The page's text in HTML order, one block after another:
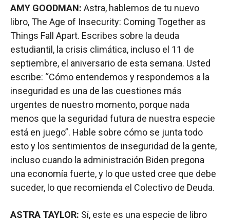
AMY GOODMAN: Astra, hablemos de tu nuevo
libro, The Age of Insecurity: Coming Together as
Things Fall Apart. Escribes sobre la deuda
estudiantil, la crisis climática, incluso el 11 de
septiembre, el aniversario de esta semana. Usted
escribe: “Cómo entendemos y respondemos a la
inseguridad es una de las cuestiones más
urgentes de nuestro momento, porque nada
menos que la seguridad futura de nuestra especie
está en juego”. Hable sobre cómo se junta todo
esto y los sentimientos de inseguridad de la gente,
incluso cuando la administración Biden pregona
una economía fuerte, y lo que usted cree que debe
suceder, lo que recomienda el Colectivo de Deuda.
ASTRA TAYLOR: Sí, este es una especie de libro